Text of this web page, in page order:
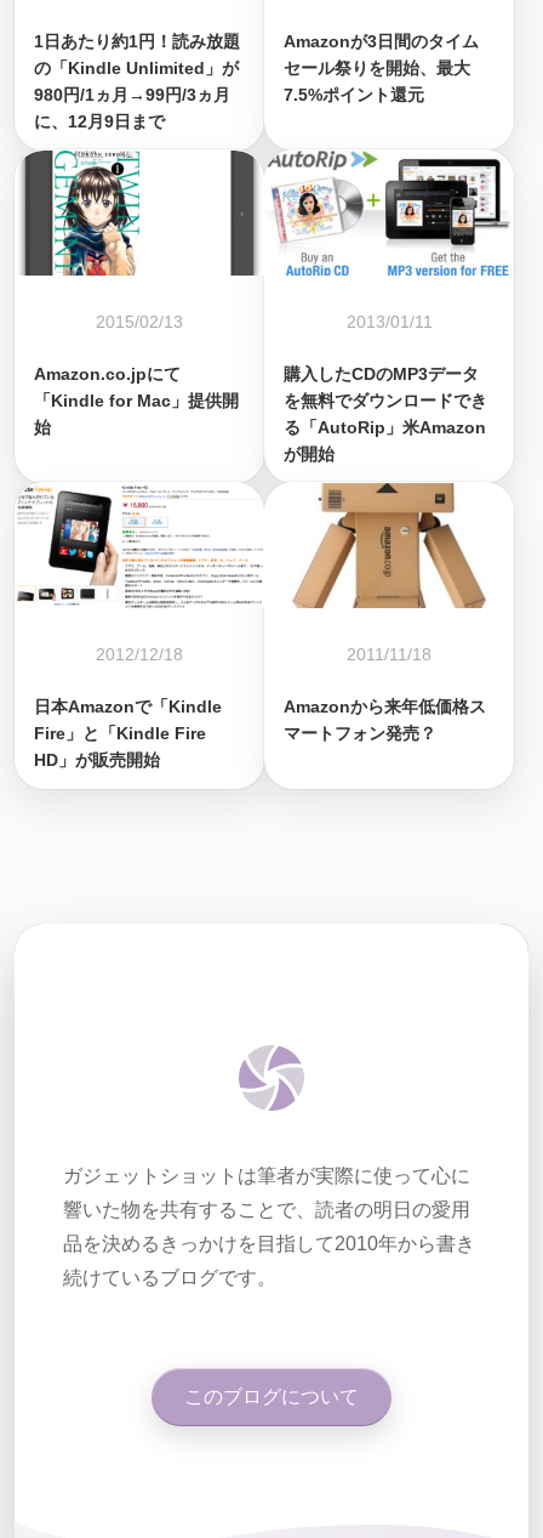
1日あたり約1円！読み放題
の「Kindle Unlimited」が
980円/1ヵ月→99円/3ヵ月
に、12月9日まで
Amazonが3日間のタイム
セール祭りを開始、最大
7.5%ポイント還元
2015/02/13
Amazon.co.jpにて
「Kindle for Mac」提供開
始
2013/01/11
購入したCDのMP3データ
を無料でダウンロードでき
る「AutoRip」米Amazon
が開始
2012/12/18
日本Amazonで「Kindle
Fire」と「Kindle Fire
HD」が販売開始
2011/11/18
Amazonから来年低価格ス
マートフォン発売？
ガジェットショットは筆者が実際に使って心に
響いた物を共有することで、読者の明日の愛用
品を決めるきっかけを目指して2010年から書き
続けているブログです。
このブログについて